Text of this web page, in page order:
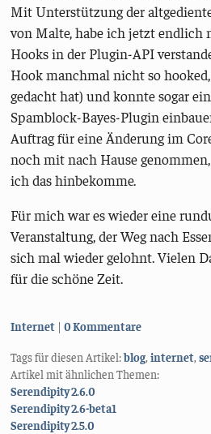
Mit Unterstützung der
von Malte, habe ich jetzt endlich
Hooks in der Plugin-API
Hook manchmal nicht so
gedacht hat) und konnte sogar
Spamblock-Bayes-Plugin
Auftrag für eine Änderung im
noch mit nach Hause
ich das hinbekomme.
Für mich war es wieder eine
Veranstaltung, der Weg nach
sich mal wieder gelohnt. Vielen
für die schöne Zeit.
Kategorien:
Internet 0 Kommentare
Tags für diesen Artikel:blog,internet,
Artikel mit ähnlichen Themen:
Serendipity 2.6.0
Serendipity 2.6-beta1
Serendipity 2.5.0